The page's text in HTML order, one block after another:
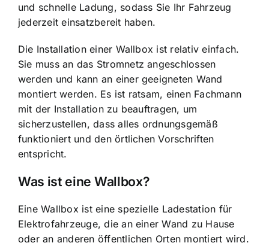
und schnelle Ladung, sodass Sie Ihr Fahrzeug
jederzeit einsatzbereit haben.
Die Installation einer Wallbox ist relativ einfach.
Sie muss an das Stromnetz angeschlossen
werden und kann an einer geeigneten Wand
montiert werden. Es ist ratsam, einen Fachmann
mit der Installation zu beauftragen, um
sicherzustellen, dass alles ordnungsgemäß
funktioniert und den örtlichen Vorschriften
entspricht.
Was ist eine Wallbox?
Eine Wallbox ist eine spezielle Ladestation für
Elektrofahrzeuge, die an einer Wand zu Hause
oder an anderen öffentlichen Orten montiert wird.